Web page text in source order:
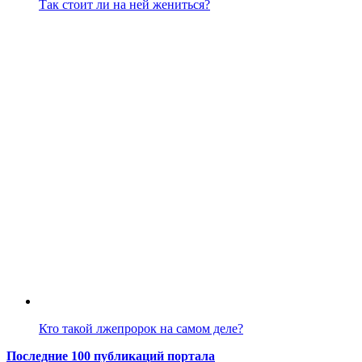
Так стоит ли на ней жениться?
Кто такой лжепророк на самом деле?
Последние 100 публикаций портала